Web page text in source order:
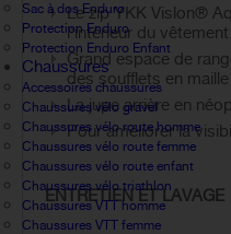
Sac à dos Enduro
Protection Enduro
Protection Enduro Enfant
Chaussures
Accessoires chaussures
Chaussures vélo gravel
Chaussures vélo route homme
Chaussures vélo route femme
Chaussures vélo route enfant
Chaussures vélo triathlon
Chaussures VTT homme
Chaussures VTT femme
Le zip YKK Vislon®
l'intérieur du vêtement.
Grand espace de
des soufflets en
La jupe arrière en
Pour améliorer la
ENTRETIEN ET LAVAGE